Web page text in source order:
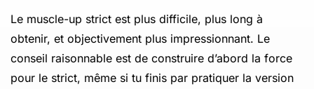
Le muscle-up strict est plus difficile, plus long à
obtenir, et objectivement plus impressionnant. Le
conseil raisonnable est de construire d’abord la force
pour le strict, même si tu finis par pratiquer la version